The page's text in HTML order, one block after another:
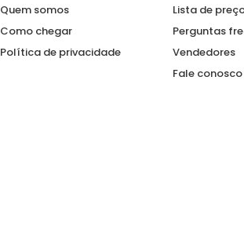
Quem somos
Como chegar
Política de privacidade
Lista de
Perguntas
Vendedores
Fale conosco